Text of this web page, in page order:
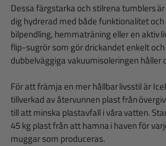
Dessa färgstarka och stilrena tumblers
dig hydrerad med både funktionalitet
bilpendling, hemmaträning eller en aktiv
flip-sugrör som gör drickandet enkelt
dubbelväggiga vakuumisoleringen håller
För att främja en mer hållbar livsstil är
tillverkad av återvunnen plast från
till att minska plastavfall i våra vatten.
45 kg plast från att hamna i haven för
muggar som produceras.